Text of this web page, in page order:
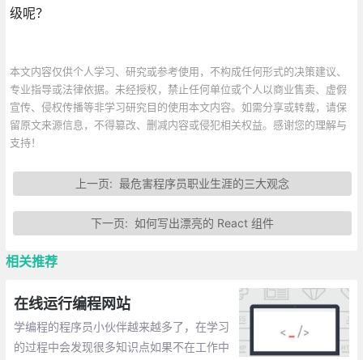
级呢？
本文内容仅供个人学习、研究或参考使用，不构成任何形式的决策建议、
专业指导或法律依据。未经授权，禁止任何单位或个人以商业售卖、虚假
宣传、侵权传播等非学习研究目的使用本文内容。如需分享或转载，请保
留原文来源信息，不得篡改、删减内容或侵犯相关权益。感谢您的理解与
支持！
上一页: 最危害程序员职业生涯的三大观念
下一页: 如何写出漂亮的 React 组件
相关推荐
在线运行编程网站
学编程的程序员小伙伴越来越多了，在学习
的过程中会发现很多知识点如果不在工作中